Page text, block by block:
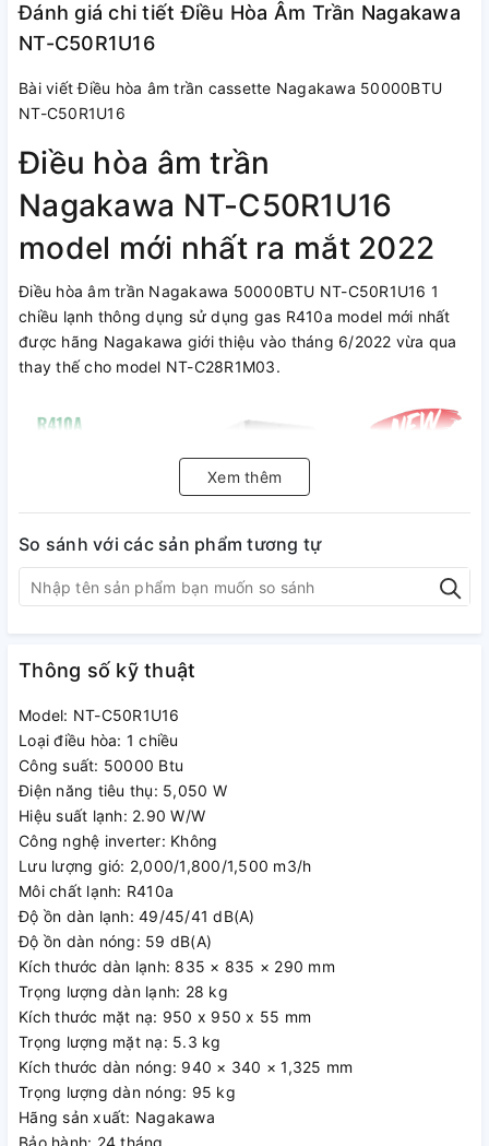
Đánh giá chi tiết Điều Hòa Âm Trần Nagakawa
NT-C50R1U16
Bài viết Điều hòa âm trần cassette Nagakawa 50000BTU
NT-C50R1U16
Điều hòa âm trần
Nagakawa NT-C50R1U16
model mới nhất ra mắt 2022
Điều hòa âm trần Nagakawa 50000BTU NT-C50R1U16 1
chiều lạnh thông dụng sử dụng gas R410a model mới nhất
được hãng Nagakawa giới thiệu vào tháng 6/2022 vừa qua
thay thế cho model NT-C28R1M03.
Làm lạnh nhanh, mát lạnh dễ
chịu
Điều hoà Nagakawa âm trần NT-C50R1U16 thiết kế cửa gió
thổi 360 0làm lạnh nhanh, mát lạnh dễ chịu. Độc đáo hơn
máy còn được cài đặt chế độ đảo gió tự động, cánh gió mở
rộng đến 400góc đảo gió rộng lưu lượng gió tăng thêm
20% giúp khuếch tán nhanh và đều hơn mang luồng gió mát.
Ngoài ra, máy còn có đường cấp khí tươi mang lại cuộc sống
khỏe mạnh và thoải mái hơn cho căn phòng của Bạn.
Xem thêm
So sánh với các sản phẩm tương tự
Thông số kỹ thuật
Model: NT-C50R1U16
Loại điều hòa: 1 chiều
Công suất: 50000 Btu
Điện năng tiêu thụ: 5,050 W
Hiệu suất lạnh: 2.90 W/W
Công nghệ inverter: Không
Lưu lượng gió: 2,000/1,800/1,500 m3/h
Môi chất lạnh: R410a
Độ ồn dàn lạnh: 49/45/41 dB(A)
Độ ồn dàn nóng: 59 dB(A)
Kích thước dàn lạnh: 835 × 835 × 290 mm
Trọng lượng dàn lạnh: 28 kg
Kích thước mặt nạ: 950 x 950 x 55 mm
Trọng lượng mặt nạ: 5.3 kg
Kích thước dàn nóng: 940 × 340 × 1,325 mm
Trọng lượng dàn nóng: 95 kg
Hãng sản xuất: Nagakawa
Bảo hành: 24 tháng